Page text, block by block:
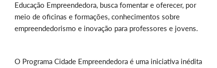
Educação Empreendedora, busca fomentar e oferecer, por
meio de oficinas e formações, conhecimentos sobre
empreendedorismo e inovação para professores e jovens.
O Programa Cidade Empreendedora é uma iniciativa inédita